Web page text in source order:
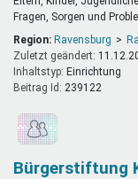
Fragen, Sorgen und
Region: Ravensburg
Zuletzt geändert:
Inhaltstyp:
einrichtung
Beitrag Id: 239122
Bürgerstiftung